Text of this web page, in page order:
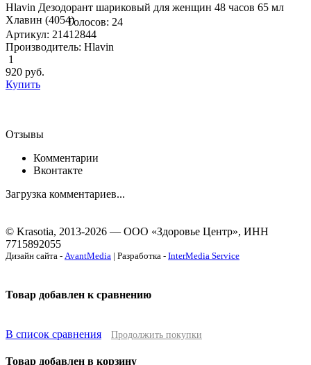
Hlavin Дезодорант шариковый для женщин 48 часов 65 мл
Хлавин (4054)Голосов: 24
Артикул: 21412844
Производитель: Hlavin
1
920 руб.
Купить
Отзывы
Комментарии
Вконтакте
Загрузка комментариев...
© Krasotia, 2013-2026 — ООО «Здоровье Центр», ИНН
7715892055
Дизайн сайта - AvantMedia | Разработка - InterMedia Service
Товар добавлен к сравнению
В список сравнения Продолжить покупки
Товар добавлен в корзину